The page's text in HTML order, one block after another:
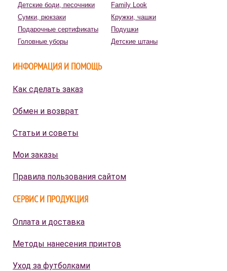
Детские боди, песочники
Family Look
Сумки, рюкзаки
Кружки, чашки
Подарочные сертификаты
Подушки
Головные уборы
Детские штаны
ИНФОРМАЦИЯ И ПОМОЩЬ
Как сделать заказ
Обмен и возврат
Статьи и советы
Мои заказы
Правила пользования сайтом
СЕРВИС И ПРОДУКЦИЯ
Оплата и доставка
Методы нанесения принтов
Уход за футболками